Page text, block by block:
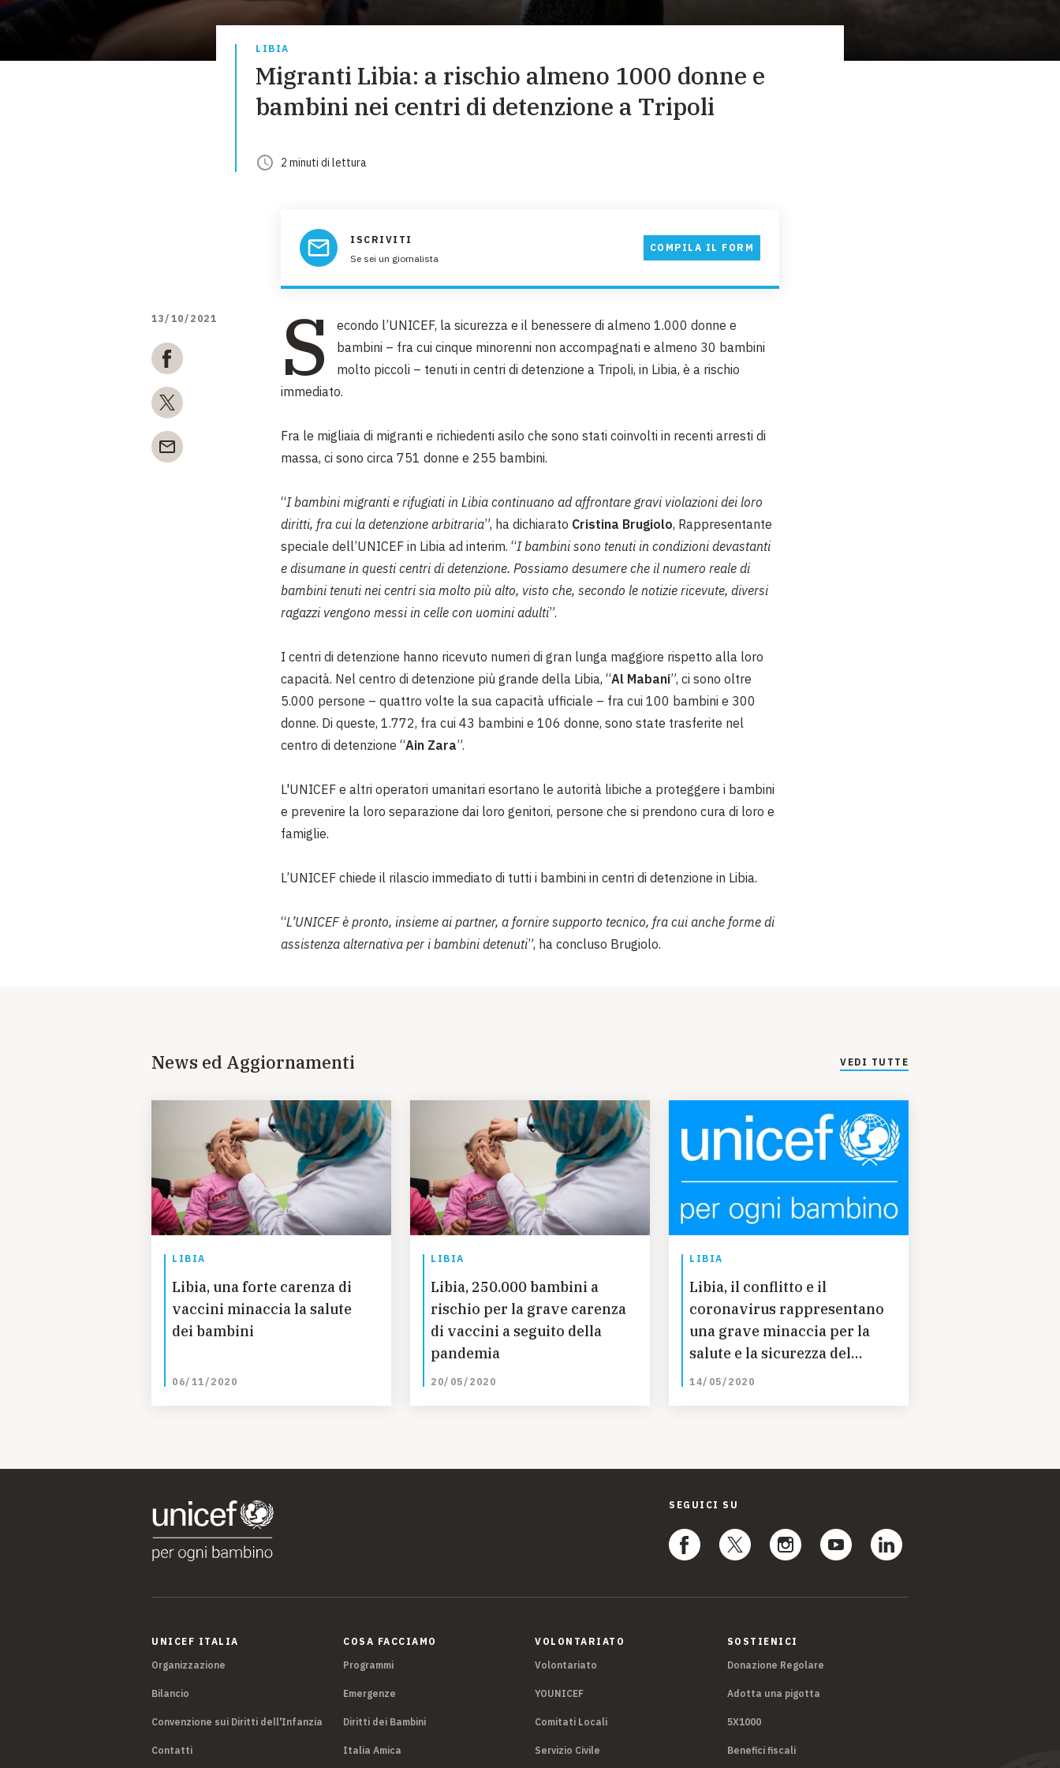
DIVERSI MODI PER DONARE. SCEGLI IL PIÙ
LIBIA
Migranti Libia: a rischio almeno 1000 donne e
bambini nei centri di detenzione a Tripoli
2 minuti di lettura
ISCRIVITI
Se sei un giornalista
COMPILA IL FORM
13/10/2021 S
econdo l’UNICEF, la sicurezza e il benessere di almeno 1.000 donne e
bambini – fra cui cinque minorenni non accompagnati e almeno 30 bambini
molto piccoli – tenuti in centri di detenzione a Tripoli, in Libia, è a rischio
immediato.
Fra le migliaia di migranti e richiedenti asilo che sono stati coinvolti in recenti arresti di
massa, ci sono circa 751 donne e 255 bambini.
“I bambini migranti e rifugiati in Libia continuano ad affrontare gravi violazioni dei loro
diritti, fra cui la detenzione arbitraria”, ha dichiarato Cristina Brugiolo, Rappresentante
speciale dell’UNICEF in Libia ad interim. “I bambini sono tenuti in condizioni devastanti
e disumane in questi centri di detenzione. Possiamo desumere che il numero reale di
bambini tenuti nei centri sia molto più alto, visto che, secondo le notizie ricevute, diversi
ragazzi vengono messi in celle con uomini adulti”.
I centri di detenzione hanno ricevuto numeri di gran lunga maggiore rispetto alla loro
capacità. Nel centro di detenzione più grande della Libia, “Al Mabani”, ci sono oltre
5.000 persone – quattro volte la sua capacità ufficiale – fra cui 100 bambini e 300
donne. Di queste, 1.772, fra cui 43 bambini e 106 donne, sono state trasferite nel
centro di detenzione “Ain Zara”.
L'UNICEF e altri operatori umanitari esortano le autorità libiche a proteggere i bambini
e prevenire la loro separazione dai loro genitori, persone che si prendono cura di loro e
famiglie.
L’UNICEF chiede il rilascio immediato di tutti i bambini in centri di detenzione in Libia.
“L’UNICEF è pronto, insieme ai partner, a fornire supporto tecnico, fra cui anche forme di
assistenza alternativa per i bambini detenuti”, ha concluso Brugiolo.
News ed Aggiornamenti VEDI TUTTE
LIBIA
Libia, una forte carenza di
vaccini minaccia la salute
dei bambini
06/11/2020
LIBIA
Libia, 250.000 bambini a
rischio per la grave carenza
di vaccini a seguito della
pandemia
20/05/2020
LIBIA
Libia, il conflitto e il
coronavirus rappresentano
una grave minaccia per la
salute e la sicurezza del
paese
14/05/2020
SEGUICI SU
UNICEF ITALIA
Organizzazione
Bilancio
Convenzione sui Diritti dell'Infanzia
Contatti
COSA FACCIAMO
Programmi
Emergenze
Diritti dei Bambini
Italia Amica
VOLONTARIATO
Volontariato
YOUNICEF
Comitati Locali
Servizio Civile
SOSTIENICI
Donazione Regolare
Adotta una pigotta
5X1000
Benefici fiscali